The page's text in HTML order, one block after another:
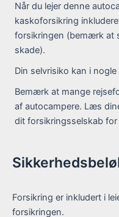
Når du lejer denne
kaskoforsikring
forsikringen (bemærk at
skade).
Din selvrisiko kan i
Bemærk at mange
af autocampere. Læs
dit forsikringsselskab
Forsikring er inkludert i
forsikringen.